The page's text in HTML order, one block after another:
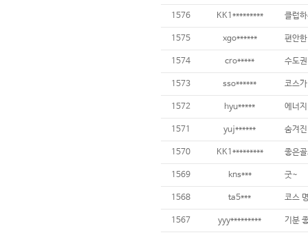
1576 KK1*********
1575 xgo****** 편안
1574 cro*****
1573 sso****** 코스
1572 hyu***** 에너
1571 yuj****** 숨겨
1570 KK1*********
1569 kns*** 굿~
1568 ta5***
1567 yyy********* 기분